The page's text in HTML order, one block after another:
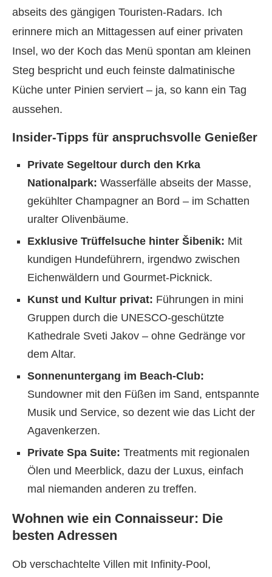
abseits des gängigen Touristen-Radars. Ich
erinnere mich an Mittagessen auf einer privaten
Insel, wo der Koch das Menü spontan am kleinen
Steg bespricht und euch feinste dalmatinische
Küche unter Pinien serviert – ja, so kann ein Tag
aussehen.
Insider-Tipps für anspruchsvolle Genießer
Private Segeltour durch den Krka
Nationalpark: Wasserfälle abseits der Masse,
gekühlter Champagner an Bord – im Schatten
uralter Olivenbäume.
Exklusive Trüffelsuche hinter Šibenik: Mit
kundigen Hundeführern, irgendwo zwischen
Eichenwäldern und Gourmet-Picknick.
Kunst und Kultur privat: Führungen in mini
Gruppen durch die UNESCO-geschützte
Kathedrale Sveti Jakov – ohne Gedränge vor
dem Altar.
Sonnenuntergang im Beach-Club:
Sundowner mit den Füßen im Sand, entspannte
Musik und Service, so dezent wie das Licht der
Agavenkerzen.
Private Spa Suite: Treatments mit regionalen
Ölen und Meerblick, dazu der Luxus, einfach
mal niemanden anderen zu treffen.
Wohnen wie ein Connaisseur: Die
besten Adressen
Ob verschachtelte Villen mit Infinity-Pool,